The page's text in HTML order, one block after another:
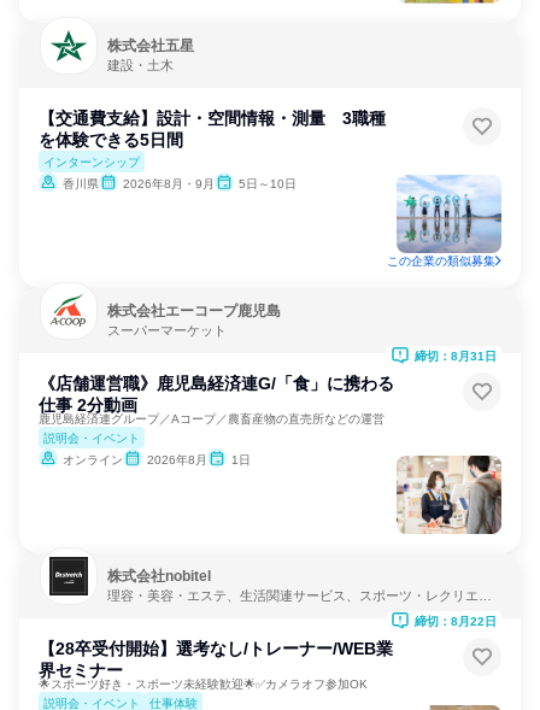
株式会社五星
建設・土木
【交通費支給】設計・空間情報・測量 3職種
を体験できる5日間
インターンシップ
香川県
2026年8月・9月 5日～10日
この企業の類似募集
株式会社エーコープ鹿児島
スーパーマーケット
《店舗運営職》鹿児島経済連G/「食」に携わる
仕事 2分動画
鹿児島経済連グループ／Aコープ／農畜産物の直売所などの運営
説明会・イベント
オンライン
2026年8月 1日
締切：8月31日
株式会社nobitel
理容・美容・エステ、生活関連サービス、スポーツ・レクリエー
【28卒受付開始】選考なし/トレーナー/WEB業
界セミナー
🌟スポーツ好き・スポーツ未経験歓迎🌟✅カメラオフ参加OK
説明会・イベント
仕事体験
締切：8月22日